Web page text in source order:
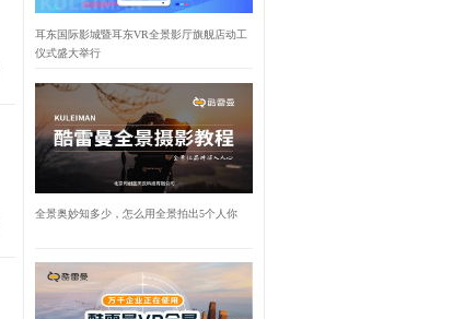
耳东国际影城暨耳东VR全景影厅旗舰店动工
仪式盛大举行
全景奥妙知多少，怎么用全景拍出5个人你